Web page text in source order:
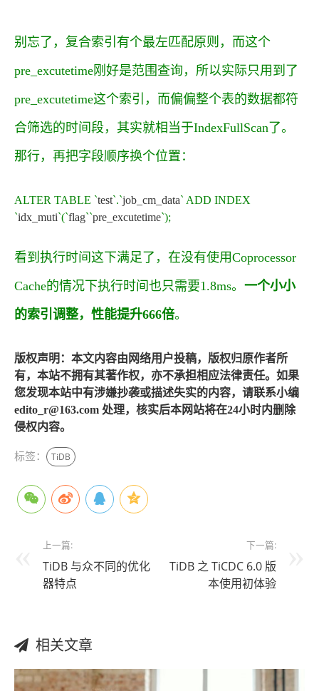
别忘了，复合索引有个最左匹配原则，而这个
pre_excutetime刚好是范围查询，所以实际只用到了
pre_excutetime这个索引，而偏偏整个表的数据都符
合筛选的时间段，其实就相当于IndexFullScan了。
那行，再把字段顺序换个位置：
ALTER TABLE `test`.`job_cm_data` ADD INDEX
`idx_muti`(`flag``pre_excutetime`);
看到执行时间这下满足了，在没有使用Coprocessor
Cache的情况下执行时间也只需要1.8ms。 一个小小
的索引调整，性能提升666倍。
版权声明：本文内容由网络用户投稿，版权归原作者所
有，本站不拥有其著作权，亦不承担相应法律责任。如果
您发现本站中有涉嫌抄袭或描述失实的内容，请联系小编
edito_r@163.com 处理，核实后本网站将在24小时内删除
侵权内容。
标签： TiDB
上一篇:
TiDB 与众不同的优化
器特点
下一篇:
TiDB 之 TiCDC 6.0 版
本使用初体验
相关文章